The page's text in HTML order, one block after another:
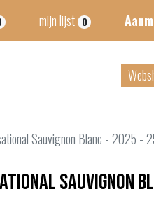
mijn lijst 0
Sauvignon Blanc - 2025 -
Sauvignon